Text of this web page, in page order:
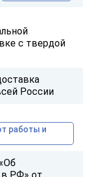
с твердой
России
работы и